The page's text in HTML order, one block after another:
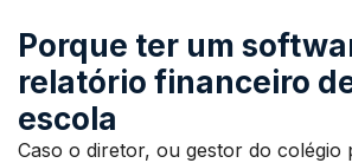
Porque ter um
relatório financeiro
escola
Caso o diretor, ou gestor do colégio